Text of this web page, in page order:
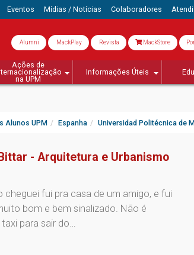
Eventos Mídias / Notícias Colaboradores
Alumni MackPlay Revista MackStore
Ações de
na UPM
Informações Úteis
Alunos UPM Espanha Universidad Politécnica de
- Arquitetura e Urbanismo
cheguei fui pra casa de um amigo, e fui
bom e bem sinalizado. Não é
para sair do…